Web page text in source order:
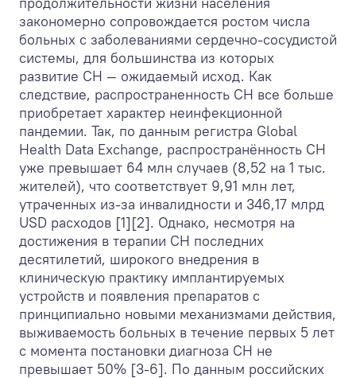
закономерно сопровождается ростом числа
больных с заболеваниями сердечно-сосудистой
системы, для большинства из которых
развитие СН — ожидаемый исход. Как
следствие, распространенность СН все больше
приобретает характер неинфекционной
пандемии. Так, по данным регистра Global
Health Data Exchange, распространённость СН
уже превышает 64 млн случаев (8,52 на 1 тыс.
жителей), что соответствует 9,91 млн лет,
утраченных из-за инвалидности и 346,17 млрд
USD расходов [1][2]. Однако, несмотря на
достижения в терапии СН последних
десятилетий, широкого внедрения в
клиническую практику имплантируемых
устройств и появления препаратов с
принципиально новыми механизмами действия,
выживаемость больных в течение первых 5 лет
с момента постановки диагноза СН не
превышает 50% [3-6]. По данным российских